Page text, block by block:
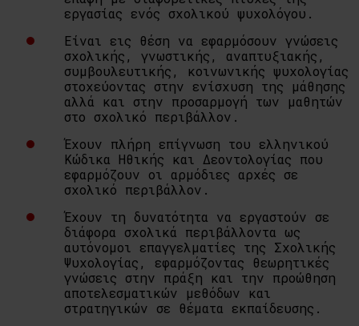
εργασίας ενός σχολικού ψυχολόγου.
Είναι εις θέση να εφαρμόσουν γνώσεις
σχολικής, γνωστικής, αναπτυξιακής,
συμβουλευτικής, κοινωνικής ψυχολογίας
στοχεύοντας στην ενίσχυση της μάθησης
αλλά και στην προσαρμογή των μαθητών
στο σχολικό περιβάλλον.
Έχουν πλήρη επίγνωση του ελληνικού
Κώδικα Ηθικής και Δεοντολογίας που
εφαρμόζουν οι αρμόδιες αρχές σε
σχολικό περιβάλλον.
Έχουν τη δυνατότητα να εργαστούν σε
διάφορα σχολικά περιβάλλοντα ως
αυτόνομοι επαγγελματίες της Σχολικής
Ψυχολογίας, εφαρμόζοντας θεωρητικές
γνώσεις στην πράξη και την προώθηση
αποτελεσματικών μεθόδων και
στρατηγικών σε θέματα εκπαίδευσης.